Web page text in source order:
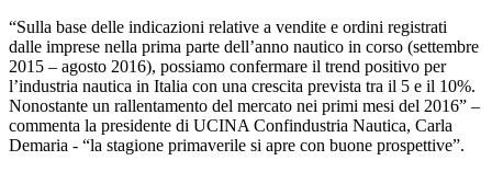
“Sulla base delle indicazioni relative a vendite e ordini registrati
dalle imprese nella prima parte dell’anno nautico in corso (settembre
2015 – agosto 2016), possiamo confermare il trend positivo per
l’industria nautica in Italia con una crescita prevista tra il 5 e il 10%.
Nonostante un rallentamento del mercato nei primi mesi del 2016” –
commenta la presidente di UCINA Confindustria Nautica, Carla
Demaria - “la stagione primaverile si apre con buone prospettive”.